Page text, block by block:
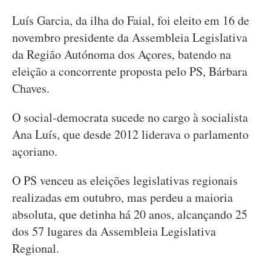
Luís Garcia, da ilha do Faial, foi eleito em 16 de
novembro presidente da Assembleia Legislativa
da Região Autónoma dos Açores, batendo na
eleição a concorrente proposta pelo PS, Bárbara
Chaves.
O social-democrata sucede no cargo à socialista
Ana Luís, que desde 2012 liderava o parlamento
açoriano.
O PS venceu as eleições legislativas regionais
realizadas em outubro, mas perdeu a maioria
absoluta, que detinha há 20 anos, alcançando 25
dos 57 lugares da Assembleia Legislativa
Regional.